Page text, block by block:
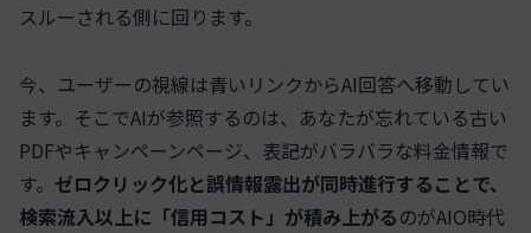
スルーされる側に回ります。
今、ユーザーの視線は青いリンクからAI回答へ移動してい
ます。そこでAIが参照するのは、あなたが忘れている古い
PDFやキャンペーンページ、表記がバラバラな料金情報で
す。 ゼロクリック化と誤情報露出が同時進行することで、
検索流入以上に「信用コスト」が積み上がるのがAIO時代